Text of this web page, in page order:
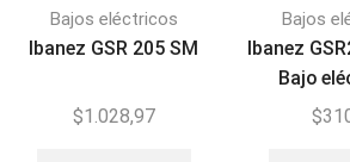
Bajos eléctricos
Ibanez GSR 205 SM
$1.028,97
Bajos
Ibanez
Bajo
$